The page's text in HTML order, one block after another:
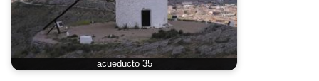
acueducto 35